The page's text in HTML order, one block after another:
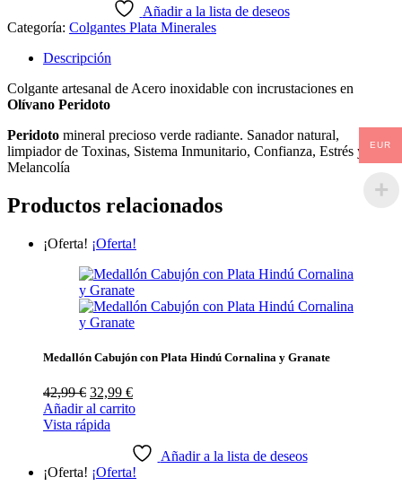
Peridoto
cantidad
Añadir a la lista de deseos
Categoría: Colgantes Plata Minerales
Descripción
Colgante artesanal de Acero inoxidable con incrustaciones en
Olívano Peridoto
Peridoto mineral precioso verde radiante. Sanador natural,
limpiador de Toxinas, Sistema Inmunitario, Confianza, Estrés y
Melancolía
Productos relacionados
¡Oferta! ¡Oferta!
Medallón Cabujón con Plata Hindú Cornalina y Granate
42,99€ El
precio
original
42,99 €.
32,99 €El
precio
32,99 €.
Añadir al carrito
Vista rápida
Añadir a la lista de deseos
¡Oferta! ¡Oferta!
EUR